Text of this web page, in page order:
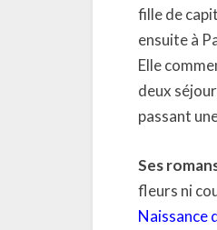
fille de
ensuite à
Elle
deux
passant
Ses
fleurs ni
Naissance